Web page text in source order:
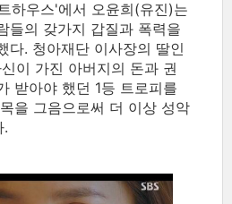
하우스'에서 오윤희(유진)는
들의 갖가지 갑질과 폭력을
다. 청아재단 이사장의 딸인
이 가진 아버지의 돈과 권
받아야 했던 1등 트로피를
을 그음으로써 더 이상 성악
.